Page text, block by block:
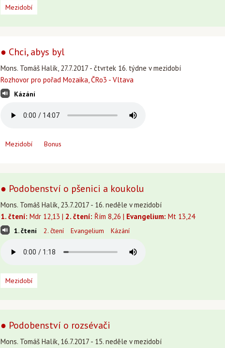
Mezidobí
● Chci, abys byl
Mons. Tomáš Halík, 27.7.2017 - čtvrtek 16. týdne v mezidobí
Rozhovor pro pořad Mozaika, ČRo3 - Vltava
Kázání
Mezidobí Bonus
● Podobenství o pšenici a koukolu
Mons. Tomáš Halík, 23.7.2017 - 16. neděle v mezidobí
1. čtení: Mdr 12,13 | 2. čtení: Řím 8,26 | Evangelium: Mt 13,24
1. čtení 2. čtení Evangelium Kázání
Mezidobí
● Podobenství o rozsévači
Mons. Tomáš Halík, 16.7.2017 - 15. neděle v mezidobí